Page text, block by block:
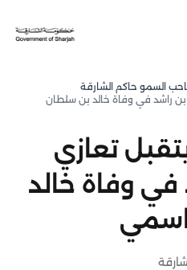
السمو حاكم الشارقة
راشد في وفاة خالد بن سلطان
تعازي
وفاة خالد